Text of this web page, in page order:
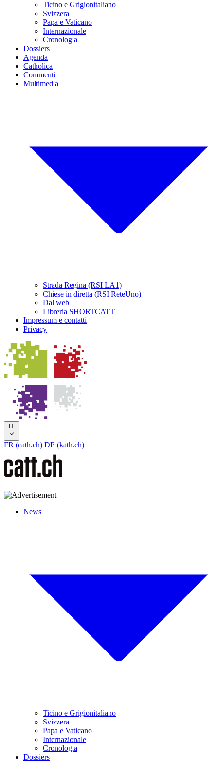
Ticino e Grigionitaliano
Svizzera
Papa e Vaticano
Internazionale
Cronologia
Dossiers
Agenda
Catholica
Commenti
Multimedia
Strada Regina (RSI LA1)
Chiese in diretta (RSI ReteUno)
Dal web
Libreria SHORTCATT
Impressum e contatti
Privacy
IT
FR (cath.ch) DE (kath.ch)
News
Ticino e Grigionitaliano
Svizzera
Papa e Vaticano
Internazionale
Cronologia
Dossiers